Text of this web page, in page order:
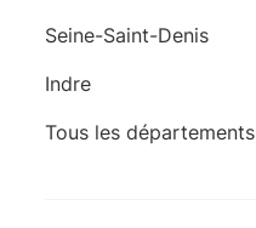
Seine-Saint-Denis
Indre
Tous les départements